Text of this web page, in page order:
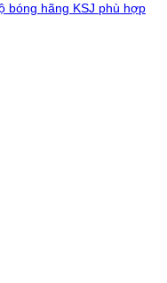
bóng hãng KSJ phù hợp